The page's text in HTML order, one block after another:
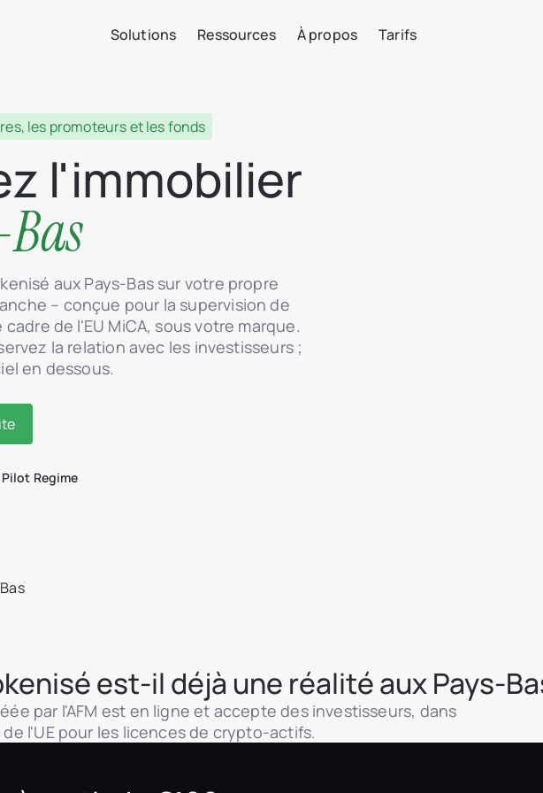
Solutions Ressources À propos Tarifs
les promoteurs et les fonds
l'immobilier
aux Pays-Bas sur votre propre
– conçue pour la supervision de
cadre de l'EU MiCA, sous votre marque.
la relation avec les investisseurs ;
en dessous.
Pilot Regime
est-il déjà une réalité aux Pays-
par l'AFM est en ligne et accepte des investisseurs, dans
l'UE pour les licences de crypto-actifs.